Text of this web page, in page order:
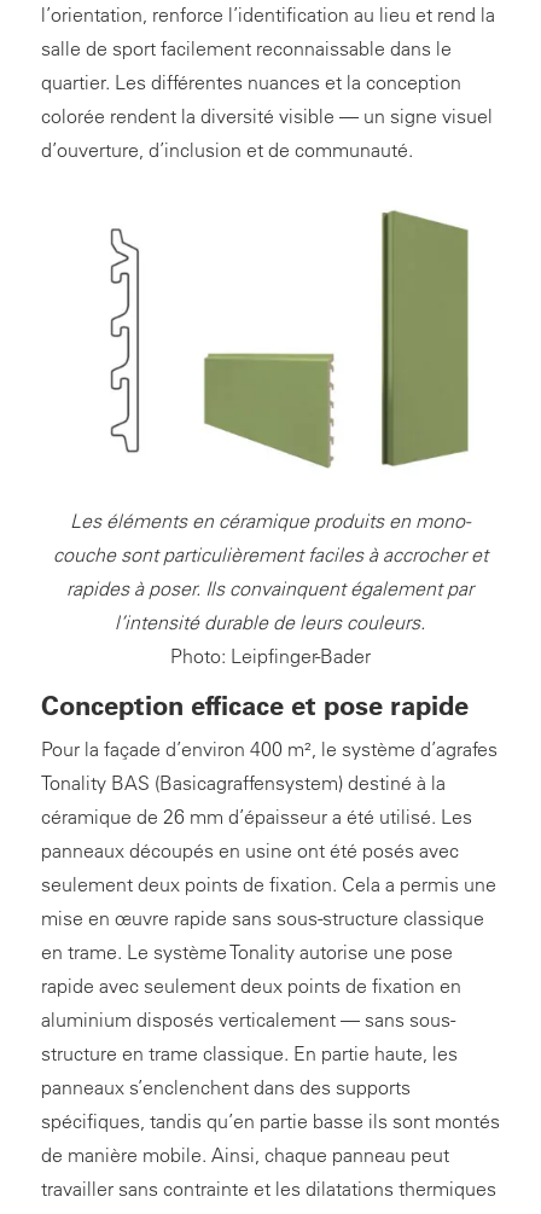
l’orientation, renforce l’identification au lieu et rend la
salle de sport facilement reconnaissable dans le
quartier. Les différentes nuances et la conception
colorée rendent la diversité visible — un signe visuel
d’ouverture, d’inclusion et de communauté.
Les éléments en céramique produits en mono-
couche sont particulièrement faciles à accrocher et
rapides à poser. Ils convainquent également par
l’intensité durable de leurs couleurs.
Photo: Leipfinger-Bader
Conception efficace et pose rapide
Pour la façade d’environ 400 m², le système d’agrafes
Tonality BAS (Basicagraffensystem) destiné à la
céramique de 26 mm d’épaisseur a été utilisé. Les
panneaux découpés en usine ont été posés avec
seulement deux points de fixation. Cela a permis une
mise en œuvre rapide sans sous-structure classique
en trame. Le système Tonality autorise une pose
rapide avec seulement deux points de fixation en
aluminium disposés verticalement — sans sous-
structure en trame classique. En partie haute, les
panneaux s’enclenchent dans des supports
spécifiques, tandis qu’en partie basse ils sont montés
de manière mobile. Ainsi, chaque panneau peut
travailler sans contrainte et les dilatations thermiques